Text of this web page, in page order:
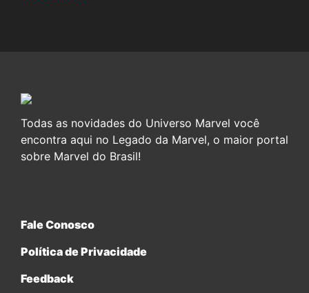
Todas as novidades do Universo Marvel você
encontra aqui no Legado da Marvel, o maior portal
sobre Marvel do Brasil!
Fale Conosco
Política de Privacidade
Feedback